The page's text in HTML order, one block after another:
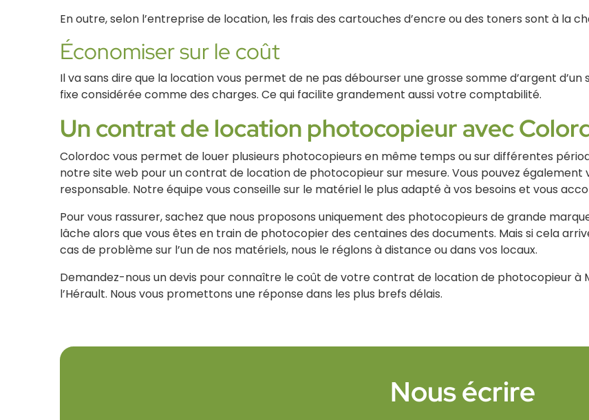
En outre, selon l’entreprise de location, les frais des cartouches d’encre ou des toners sont à la
Économiser sur le coût
Il va sans dire que la location vous permet de ne pas débourser une grosse somme d’argent d’un
fixe considérée comme des charges. Ce qui facilite grandement aussi votre comptabilité.
Un contrat de location photocopieur avec
Colordoc vous permet de louer plusieurs photocopieurs en même temps ou sur différentes
notre site web pour un contrat de location de photocopieur sur mesure. Vous pouvez
responsable. Notre équipe vous conseille sur le matériel le plus adapté à vos besoins et vous
Pour vous rassurer, sachez que nous proposons uniquement des photocopieurs de grande
lâche alors que vous êtes en train de photocopier des centaines des documents. Mais si cela
cas de problème sur l’un de nos matériels, nous le réglons à distance ou dans vos locaux.
Demandez-nous un devis pour connaître le coût de votre contrat de location de photocopieur
l’Hérault. Nous vous promettons une réponse dans les plus brefs délais.
Nous écrire